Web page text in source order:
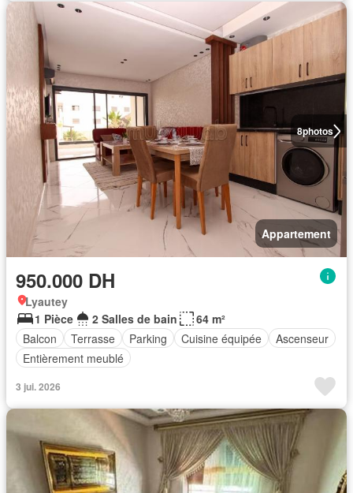
8photos
Appartement
950.000 DH
Lyautey
1 Pièce
2 Salles de bain
64 m²
Balcon
Terrasse Parking Cuisine équipée
Ascenseur
Entièrement meublé
3 jui. 2026